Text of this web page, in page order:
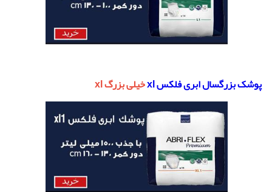
پوشک بزرگسال ابری فلکس xl خیلی بزرگ xl